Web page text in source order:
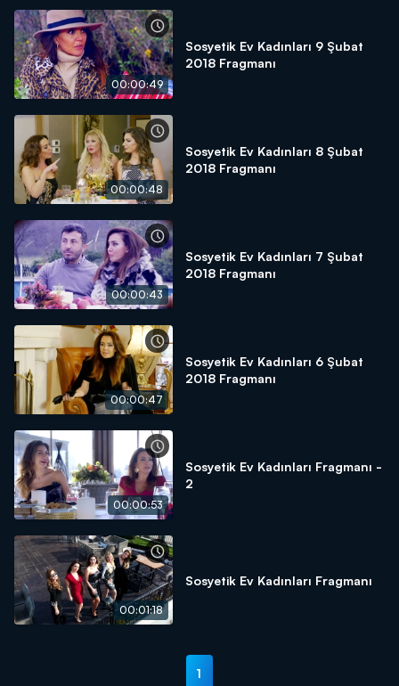
00:00:49
Sosyetik Ev Kadınları 9 Şubat
2018 Fragmanı
00:00:48
Sosyetik Ev Kadınları 8 Şubat
2018 Fragmanı
00:00:43
Sosyetik Ev Kadınları 7 Şubat
2018 Fragmanı
00:00:47
Sosyetik Ev Kadınları 6 Şubat
2018 Fragmanı
00:00:53
Sosyetik Ev Kadınları Fragmanı -
2
00:01:18
Sosyetik Ev Kadınları Fragmanı
1